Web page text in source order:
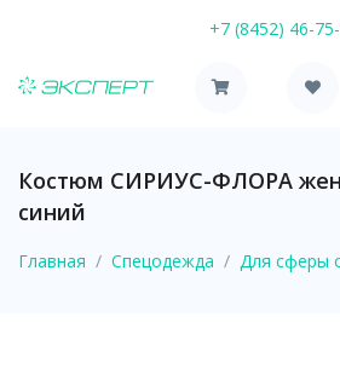
+7 (8452) 46-
Костюм СИРИУС-ФЛОРА
синий
Главная Спецодежда Для сферы